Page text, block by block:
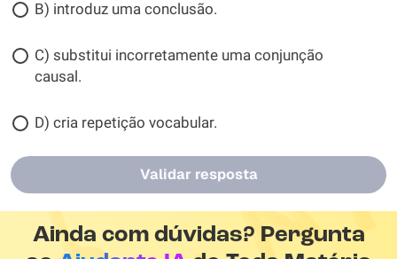
B) introduz uma conclusão.
C) substitui incorretamente uma conjunção
causal.
D) cria repetição vocabular.
Validar resposta
Ainda com dúvidas? Pergunta